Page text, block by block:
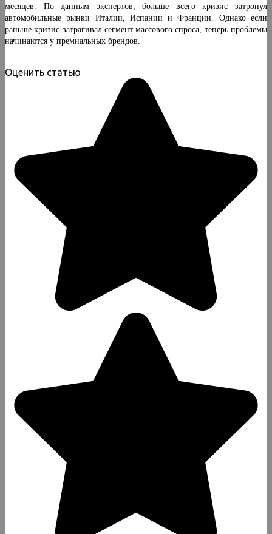
месяцев. По данным экспертов, больше всего кризис затронул
автомобильные рынки Италии, Испании и Франции. Однако если
раньше кризис затрагивал сегмент массового спроса, теперь проблемы
начинаются у премиальных брендов.
Оценить статью